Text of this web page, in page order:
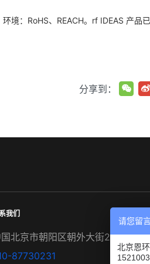
境：RoHS、REACH。rf IDEAS 产品
分享到：
我们
北京市朝阳区朝外大街22号泛利
87730231
请您留
北京恩